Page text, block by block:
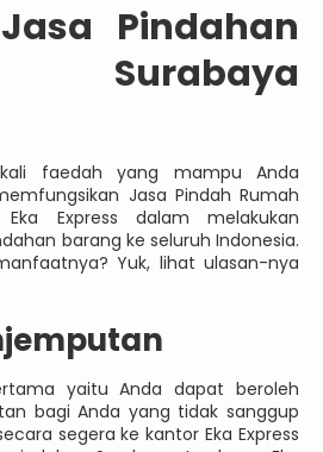
Pindahan
Surabaya
faedah yang mampu Anda
Jasa Pindah Rumah
Express dalam melakukan
barang ke seluruh Indonesia.
Yuk, lihat ulasan-nya
yaitu Anda dapat beroleh
bagi Anda yang tidak sanggup
segera ke kantor Eka Express